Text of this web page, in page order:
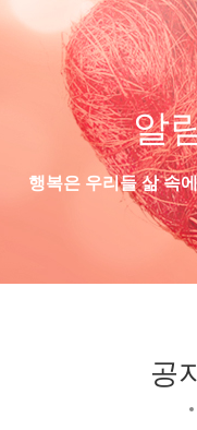
알
행복은 우리들 삶 속
공